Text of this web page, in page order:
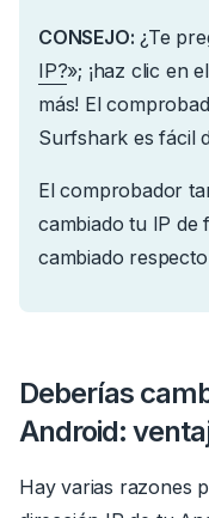
CONSEJO: ¿Te
IP?»; ¡haz clic en
más! El
Surfshark es fácil
El comprobador
cambiado tu IP de
cambiado
Deberías
Android:
Hay varias razones